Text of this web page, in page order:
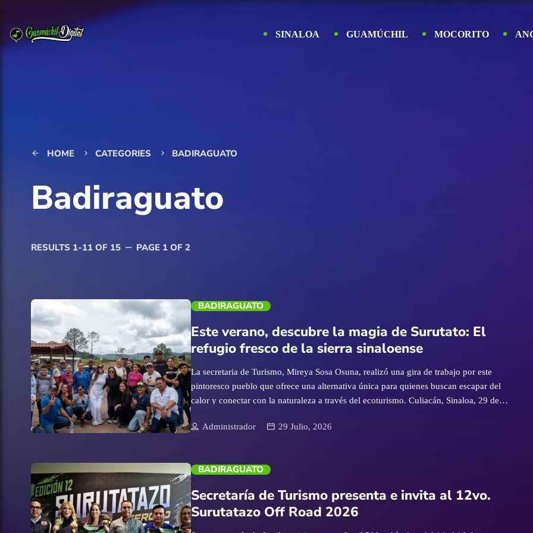
SINALOA GUAMÚCHIL MOCORITO
arrow_back HOME keyboard_arrow_right CATEGORIES keyboard_arrow_right BADIRAGUATO
Badiraguato
RESULTS 1-11 OF 15 remove PAGE 1 OF 2
trending_flat
BADIRAGUATO
Este verano, descubre la magia de Surutato: El
refugio fresco de la sierra sinaloense
La secretaria de Turismo, Mireya Sosa Osuna, realizó una gira de trabajo por este
pintoresco pueblo que ofrece una alternativa única para quienes buscan escapar del
calor y conectar con la naturaleza a través del ecoturismo. Culiacán, Sinaloa, 29 de
una de las experiencias de naturaleza más extraordinarias de Sinaloa. Ubicado en el
disfrutar del clima fresco y conectar con la naturaleza a través del ecoturismo y las
todo”, la secretaria de Turismo de Sinaloa, Mireya Sosa Osuna, realizó una gira de
trabajo por Surutato, donde sostuvo encuentros con […]
Administrador 29 Julio, 2026
BADIRAGUATO
Secretaría de Turismo presenta e invita al 12vo.
Surutatazo Off Road 2026